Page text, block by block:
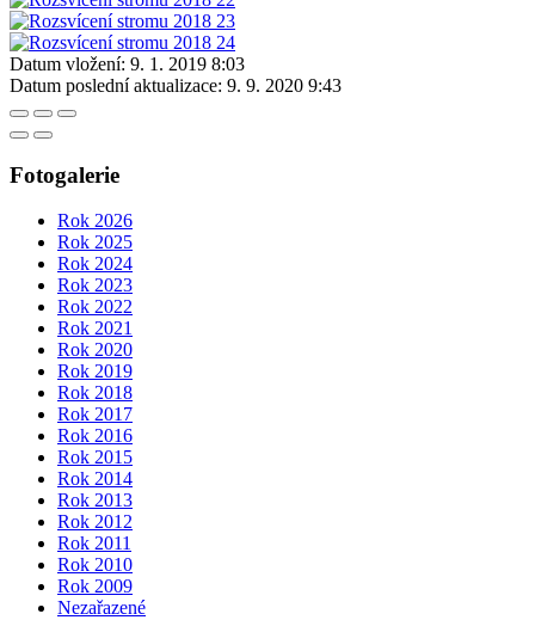
Datum vložení: 9. 1. 2019 8:03
Datum poslední aktualizace: 9. 9. 2020 9:43
Fotogalerie
Rok 2026
Rok 2025
Rok 2024
Rok 2023
Rok 2022
Rok 2021
Rok 2020
Rok 2019
Rok 2018
Rok 2017
Rok 2016
Rok 2015
Rok 2014
Rok 2013
Rok 2012
Rok 2011
Rok 2010
Rok 2009
Nezařazené